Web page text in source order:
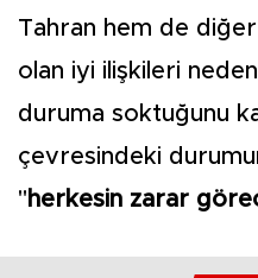
Tahran hem de
olan iyi ilişkileri
duruma soktuğunu
çevresindeki
" herkesin zarar